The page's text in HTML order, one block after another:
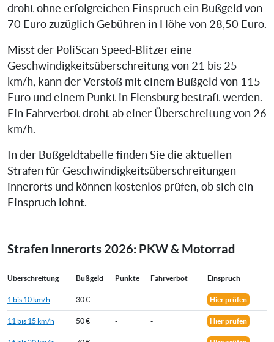
droht ohne erfolgreichen Einspruch ein Bußgeld von
70 Euro zuzüglich Gebühren in Höhe von 28,50 Euro.
Misst der PoliScan Speed-Blitzer eine
Geschwindigkeitsüberschreitung von 21 bis 25
km/h, kann der Verstoß mit einem Bußgeld von 115
Euro und einem Punkt in Flensburg bestraft werden.
Ein Fahrverbot droht ab einer Überschreitung von 26
km/h.
In der Bußgeldtabelle finden Sie die aktuellen
Strafen für Geschwindigkeitsüberschreitungen
innerorts und können kostenlos prüfen, ob sich ein
Einspruch lohnt.
Strafen Innerorts 2026: PKW & Motorrad
Überschreitung Bußgeld Punkte Fahrverbot Einspruch
1 bis 10 km/h 30 € - - Hier prüfen
11 bis 15 km/h 50 € - - Hier prüfen